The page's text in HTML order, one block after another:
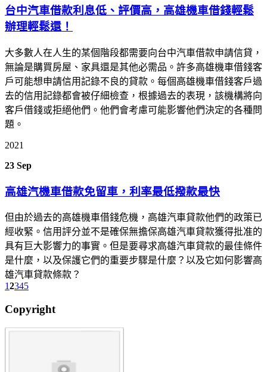
台中汽車借款利息低、評價高，高雄機車借錢輕鬆
辦理輕鬆還！
大多數人在人生的某個階段都需要向台中汽車借款申請信貸，
無論是購買房屋、家具還是其他必需品。許多高雄機車借錢客
戶可能想申請信用記錄不良的貸款。每個高雄機車借錢客戶過
去的信用記錄都會被仔細檢查，根據過去的表現，該機構將向
客戶借錢或拒絕他們。他們會考慮可能影響他們決定的各種問
題。
2021
23 Sep
高雄汽機車借款免留車，利率最低撥款最快
但由於過去的高雄機車借錢危機，高雄汽車貸款他們的政策已
經收緊。信用評分並不是確保無擔保高雄汽車貸款獲得批准的
具有巨大影響力的事實。但是要尋求高雄汽車貸款的最佳條件
是什麼，以及保護它們的重要步驟是什麼？以及它如何影響高
雄汽車貸款條款？
12345
Copyright